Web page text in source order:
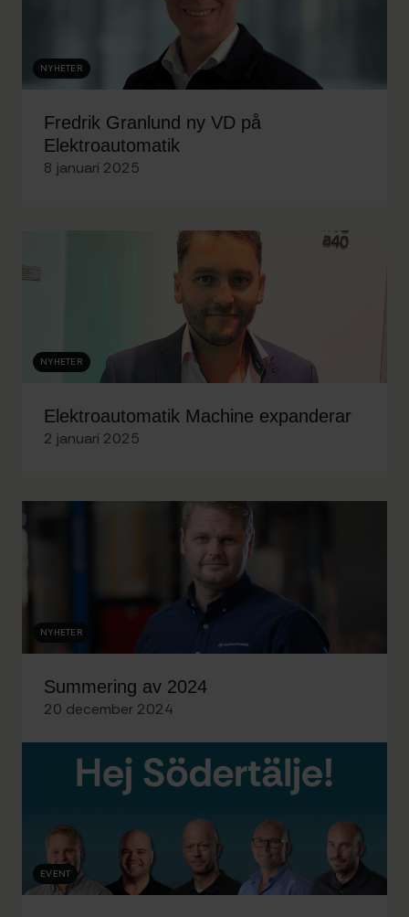
NYHETER
Fredrik Granlund ny VD på
Elektroautomatik
8 januari 2025
NYHETER
Elektroautomatik Machine expanderar
2 januari 2025
NYHETER
Summering av 2024
20 december 2024
EVENT